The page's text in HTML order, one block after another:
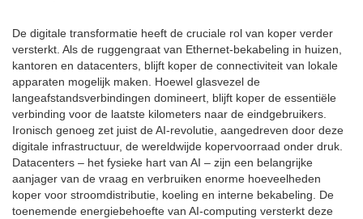
De digitale transformatie heeft de cruciale rol van koper verder
versterkt. Als de ruggengraat van Ethernet-bekabeling in huizen,
kantoren en datacenters, blijft koper de connectiviteit van lokale
apparaten mogelijk maken. Hoewel glasvezel de
langeafstandsverbindingen domineert, blijft koper de essentiële
verbinding voor de laatste kilometers naar de eindgebruikers.
Ironisch genoeg zet juist de AI-revolutie, aangedreven door deze
digitale infrastructuur, de wereldwijde kopervoorraad onder druk.
Datacenters – het fysieke hart van AI – zijn een belangrijke
aanjager van de vraag en verbruiken enorme hoeveelheden
koper voor stroomdistributie, koeling en interne bekabeling. De
toenemende energiebehoefte van AI-computing versterkt deze